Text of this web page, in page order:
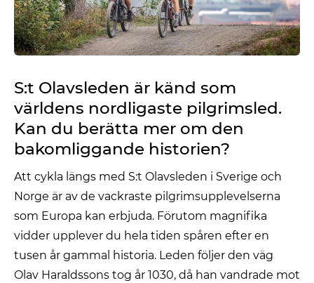
S:t Olavsleden är känd som
världens nordligaste pilgrimsled.
Kan du berätta mer om den
bakomliggande historien?
Att cykla längs med S:t Olavsleden i Sverige och
Norge är av de vackraste pilgrimsupplevelserna
som Europa kan erbjuda. Förutom magnifika
vidder upplever du hela tiden spåren efter en
tusen år gammal historia. Leden följer den väg
Olav Haraldssons tog år 1030, då han vandrade mot